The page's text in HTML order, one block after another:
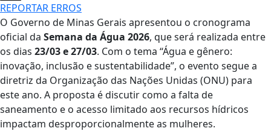
REPORTAR ERROS
O Governo de Minas Gerais apresentou o cronograma
oficial da Semana da Água 2026, que será realizada entre
os dias 23/03 e 27/03. Com o tema “Água e gênero:
inovação, inclusão e sustentabilidade”, o evento segue a
diretriz da Organização das Nações Unidas (ONU) para
este ano. A proposta é discutir como a falta de
saneamento e o acesso limitado aos recursos hídricos
impactam desproporcionalmente as mulheres.